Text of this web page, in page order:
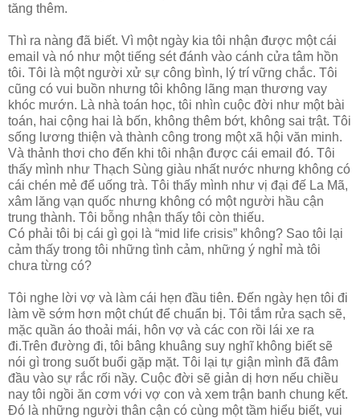
tăng thêm.
Thì ra nàng đã biết. Vì một ngày kia tôi nhận được một cái
email và nó như một tiếng sét đánh vào cánh cửa tâm hồn
tôi. Tôi là một người xử sự công bình, lý trí vững chắc. Tôi
cũng có vui buồn nhưng tôi không lãng mạn thương vay
khóc mướn. Là nhà toán học, tôi nhìn cuộc đời như một bài
toán, hai cộng hai là bốn, không thêm bớt, không sai trật. Tôi
sống lương thiện và thành công trong một xã hội văn minh.
Và thảnh thơi cho đến khi tôi nhận được cái email đó. Tôi
thấy mình như Thạch Sùng giàu nhất nước nhưng không có
cái chén mẻ để uống trà. Tôi thấy mình như vị đại đế La Mã,
xâm lăng vạn quốc nhưng không có một người hầu cận
trung thành. Tôi bỗng nhận thấy tôi còn thiếu.
Có phải tôi bị cái gì gọi là “mid life crisis” không? Sao tôi lại
cảm thấy trong tôi những tình cảm, những ý nghỉ mà tôi
chưa từng có?
Tôi nghe lời vợ và làm cái hẹn đầu tiên. Đến ngày hẹn tôi đi
làm về sớm hơn một chút để chuẩn bị. Tôi tắm rửa sạch sẽ,
mặc quần áo thoải mái, hôn vợ và các con rồi lái xe ra
đi.Trên đường đi, tôi bâng khuâng suy nghĩ không biết sẽ
nói gì trong suốt buổi gặp mặt. Tôi lại tự giận mình đã đâm
đầu vào sự rắc rối nầy. Cuộc đời sẽ giản dị hơn nếu chiều
nay tôi ngồi ăn cơm với vợ con và xem trận banh chung kết.
Đó là những người thân cận có cùng một tầm hiểu biết, vui